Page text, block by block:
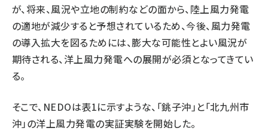
が、将来、風況や立地の制約などの面から、陸上風力発電
の適地が減少すると予想されているため、今後、風力発電
の導入拡大を図るためには、膨大な可能性とよい風況が
期待される、洋上風力発電への展開が必須となってきてい
る。
そこで、NEDOは表1に示すような、「銚子沖」と「北九州市
沖」の洋上風力発電の実証実験を開始した。